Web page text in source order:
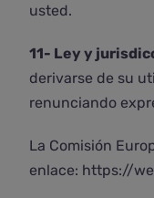
usted.
11- Ley y
derivarse de su
renunciando
La Comisión
enlace: https://